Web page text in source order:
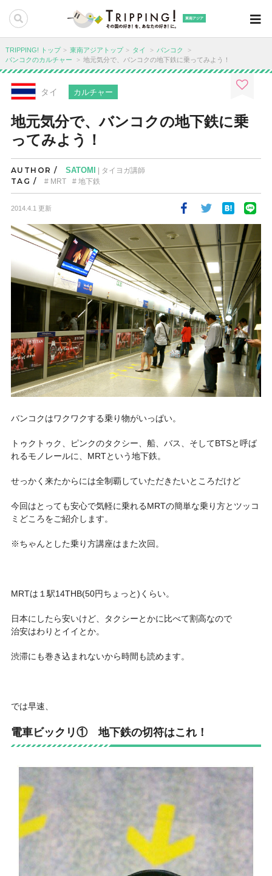
東南アジア
TRIPPING! トップ 東南アジアトップ タイ
バンコク
バンコクのカルチャー
地元気分で、バンコクの地下鉄に乗ってみよう！
タイ カルチャー
地元気分で、バンコクの地下鉄に乗
ってみよう！
AUTHOR / SATOMI | タイヨガ講師
TAG / MRT 地下鉄
2014.4.1 更新
バンコクはワクワクする乗り物がいっぱい。
トゥクトゥク、ピンクのタクシー、船、バス、そしてBTSと呼ば
れるモノレールに、 MRTという地下鉄。
せっかく来たからには全制覇していただきたいところだけど
今回はとっても安心で気軽に乗れるMRTの簡単な乗り方とツッコ
ミどころをご紹介します。
※ちゃんとした乗り方講座はまた次回。
MRTは１駅14THB(50円ちょっと)くらい。
日本にしたら安いけど、タクシーとかに比べて割高なので
治安はわりとイイとか。
渋滞にも巻き込まれないから時間も読めます。
では早速、
電車ビックリ①地下鉄の切符はこれ！